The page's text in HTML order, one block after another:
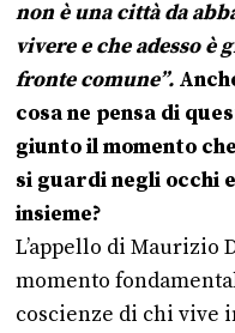
non è una città da
vivere e che adesso
fronte comune”.
cosa ne pensa di
giunto il momento
si guardi negli occhi
insieme?
L’appello di Maurizio
momento
coscienze di chi vive